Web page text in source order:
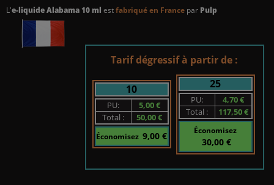
L'e-liquide Alabama 10 ml estfabriqué en France par Pulp
Tarif dégressif à partir de :
10
PU:
5,00 €
Total :
50,00 €
Économisez 9,00 €
25
PU:
4,70 €
Total :
117,50 €
Économisez
30,00 €